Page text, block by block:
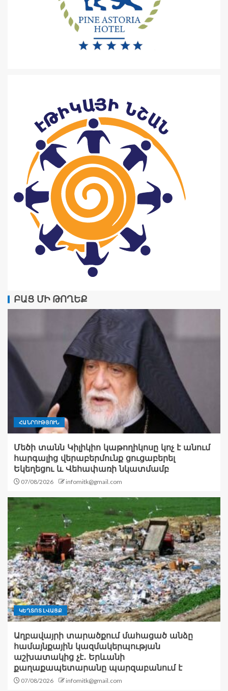
ԲԱՑ ՄԻ ԹՈՂԵՔ
ՀԱՆՐՈՒԹՅՈՒՆ
Մեծի տանն Կիլիկիո կաթողիկոսը կոչ է անում
հարգալից վերաբերմունք ցուցաբերել
Եկեղեցու և Վեհափառի նկատմամբ
07/08/2026 infomitk@gmail.com
ԿԵՂՏՈՏ ԼՎԱՑՔ
Աղբավայրի տարածքում մահացած անձը
համայնքային կազմակերպության
աշխատակից չէ․ Երևանի
քաղաքապետարանը պարզաբանում է
07/08/2026 infomitk@gmail.com